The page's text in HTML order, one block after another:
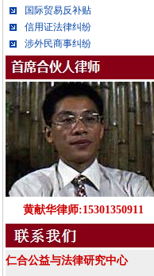
国际贸易反补贴
信用证法律纠纷
涉外民商事纠纷
黄献华律师:15301350911
仁合公益与法律研究中心